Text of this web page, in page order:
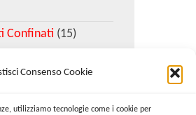
Consenso Cookie
utilizziamo tecnologie come i cookie per
Confinati (15)